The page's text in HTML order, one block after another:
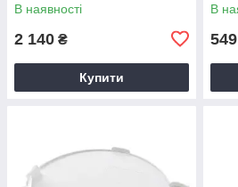
В наявності
2 140 ₴
Купити
В
549